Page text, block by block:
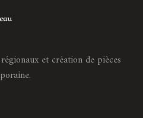
et création de pièces